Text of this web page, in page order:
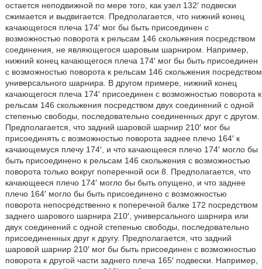
остается неподвижной по мере того, как узел 132′ подвески
сжимается и выдвигается. Предполагается, что нижний конец
качающегося плеча 174′ мог бы быть присоединен с
возможностью поворота к рельсам 146 скольжения посредством
соединения, не являющегося шаровым шарниром. Например,
нижний конец качающегося плеча 174′ мог бы быть присоединен
с возможностью поворота к рельсам 146 скольжения посредством
универсального шарнира. В другом примере, нижний конец
качающегося плеча 174′ присоединен с возможностью поворота к
рельсам 146 скольжения посредством двух соединений с одной
степенью свободы, последовательно соединенных друг с другом.
Предполагается, что задний шаровой шарнир 210′ мог бы
присоединять с возможностью поворота заднее плечо 164′ к
качающемуся плечу 174′, и что качающееся плечо 174′ могло бы
быть присоединено к рельсам 146 скольжения с возможностью
поворота только вокруг поперечной оси 8. Предполагается, что
качающееся плечо 174′ могло бы быть опущено, и что заднее
плечо 164′ могло бы быть присоединено с возможностью
поворота непосредственно к поперечной балке 172 посредством
заднего шарового шарнира 210′, универсального шарнира или
двух соединений с одной степенью свободы, последовательно
присоединенных друг к другу. Предполагается, что задний
шаровой шарнир 210′ мог бы быть присоединен с возможностью
поворота к другой части заднего плеча 165′ подвески. Например,